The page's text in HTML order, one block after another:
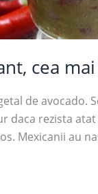
cea
de avocado.
daca rezista
Mexicanii au